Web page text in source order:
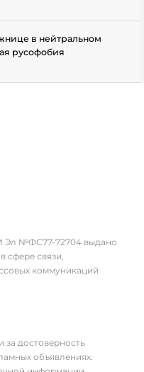
в нейтральном
русофобия
Эл №ФС77-72704 выдано
сфере связи,
коммуникаций
за достоверность
объявлениях.